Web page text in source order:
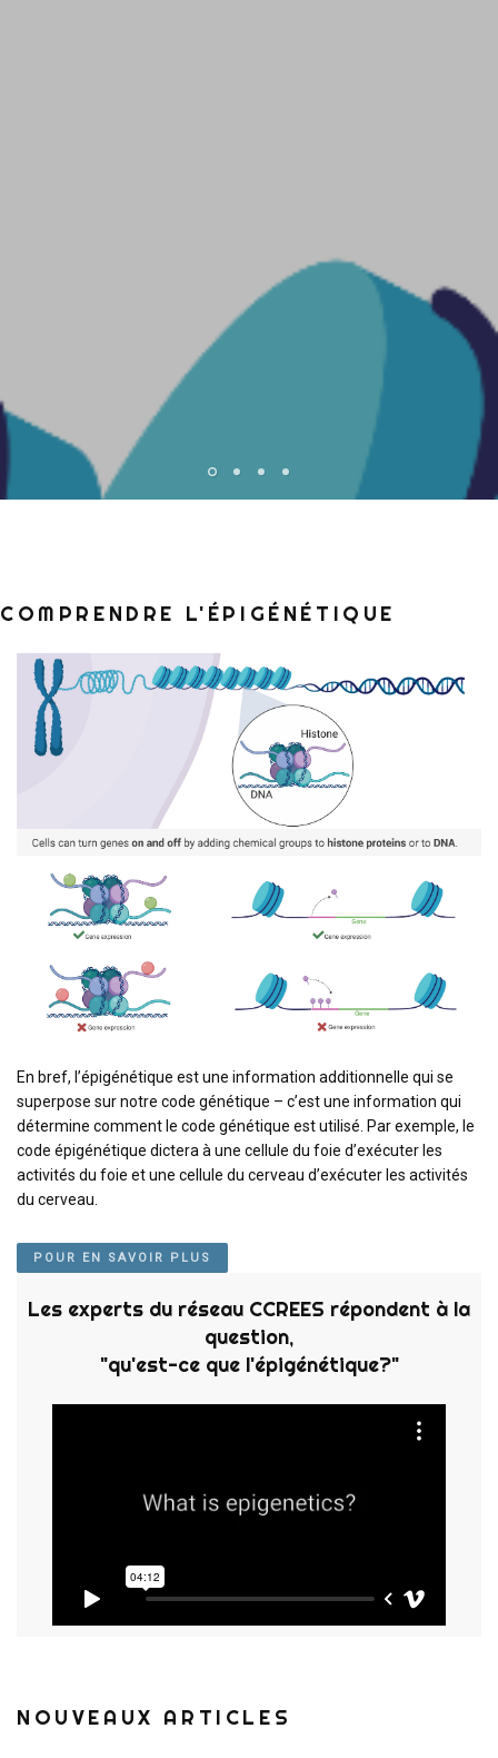
COMPRENDRE L'ÉPIGÉNÉTIQUE
En bref, l’épigénétique est une information additionnelle qui se
superpose sur notre code génétique – c’est une information qui
détermine comment le code génétique est utilisé. Par exemple, le
code épigénétique dictera à une cellule du foie d’exécuter les
activités du foie et une cellule du cerveau d’exécuter les activités
du cerveau.
POUR EN SAVOIR PLUS
Les experts du réseau CCREES répondent à la
question,
"qu'est-ce que l'épigénétique?"
NOUVEAUX ARTICLES